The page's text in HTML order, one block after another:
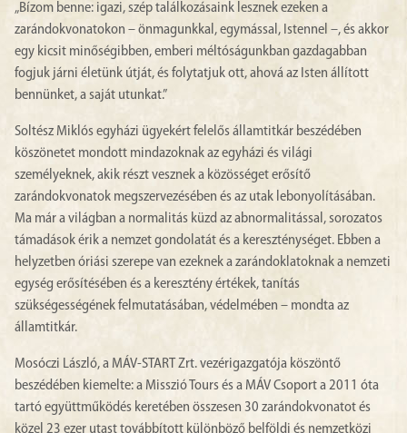
„Bízom benne: igazi, szép találkozásaink lesznek ezeken a
zarándokvonatokon – önmagunkkal, egymással, Istennel –, és akkor
egy kicsit minőségibben, emberi méltóságunkban gazdagabban
fogjuk járni életünk útját, és folytatjuk ott, ahová az Isten állított
bennünket, a saját utunkat.”
Soltész Miklós egyházi ügyekért felelős államtitkár beszédében
köszönetet mondott mindazoknak az egyházi és világi
személyeknek, akik részt vesznek a közösséget erősítő
zarándokvonatok megszervezésében és az utak lebonyolításában.
Ma már a világban a normalitás küzd az abnormalitással, sorozatos
támadások érik a nemzet gondolatát és a kereszténységet. Ebben a
helyzetben óriási szerepe van ezeknek a zarándoklatoknak a nemzeti
egység erősítésében és a keresztény értékek, tanítás
szükségességének felmutatásában, védelmében – mondta az
államtitkár.
Mosóczi László, a MÁV-START Zrt. vezérigazgatója köszöntő
beszédében kiemelte: a Misszió Tours és a MÁV Csoport a 2011 óta
tartó együttműködés keretében összesen 30 zarándokvonatot és
közel 23 ezer utast továbbított különböző belföldi és nemzetközi